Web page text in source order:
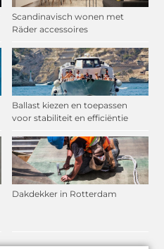
Scandinavisch wonen met
Räder accessoires
Ballast kiezen en toepassen
voor stabiliteit en efficiëntie
Dakdekker in Rotterdam